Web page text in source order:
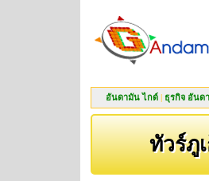
อันดามัน ไกด์ | ธุรกิจ อันด
ทัวร์ภู